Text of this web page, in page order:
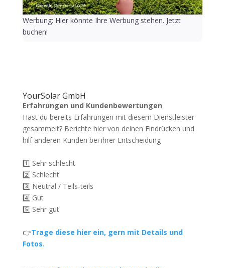
Werbung: Hier könnte Ihre Werbung stehen. Jetzt
buchen!
YourSolar GmbH
Erfahrungen und Kundenbewertungen
Hast du bereits Erfahrungen mit diesem Dienstleister
gesammelt? Berichte hier von deinen Eindrücken und
hilf anderen Kunden bei ihrer Entscheidung
1️⃣ Sehr schlecht
2️⃣ Schlecht
3️⃣ Neutral / Teils-teils
4️⃣ Gut
5️⃣ Sehr gut
👉Trage diese hier ein, gern mit Details und
Fotos.